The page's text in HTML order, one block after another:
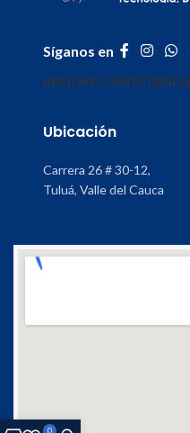
Síganos en
INICIOMI CUENTATIENDA
Ubicación
Carrera 26 # 30-12,
Tuluá, Valle del Cauca
0